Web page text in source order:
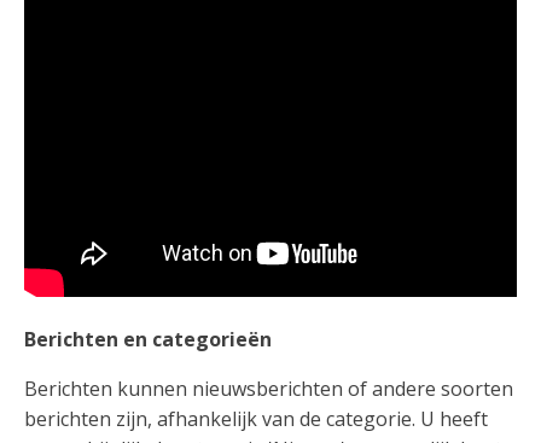
Berichten en categorieën
Berichten kunnen nieuwsberichten of andere soorten
berichten zijn, afhankelijk van de categorie. U heeft